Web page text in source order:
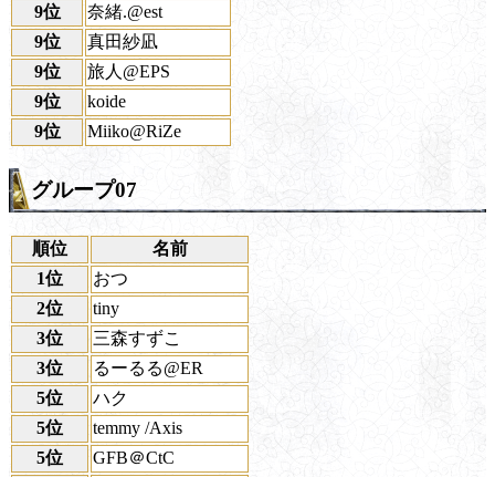
9位
奈緒.@est
9位
真田紗凪
9位
旅人@EPS
9位
koide
9位
Miiko@RiZe
グループ07
順位
名前
1位
おつ
2位
tiny
3位
三森すずこ
3位
るーるる@ER
5位
ハク
5位
temmy /Axis
5位
GFB＠CtC